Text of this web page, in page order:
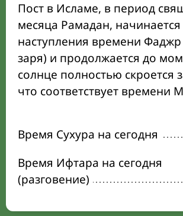
Пост в Исламе, в период
месяца Рамадан, начинается
наступления времени Фаджр
заря) и продолжается до
солнце полностью скроется
что соответствует времени
Время Сухура на сегодня
Время Ифтара на сегодня
(разговение)